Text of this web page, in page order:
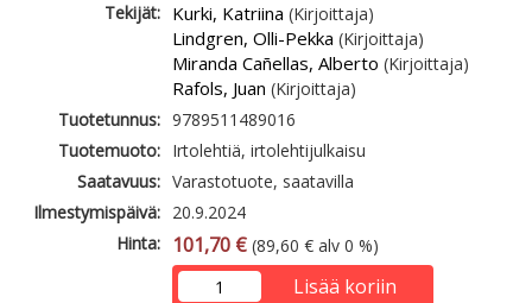
Tekijät: Kurki, Katriina (Kirjoittaja)
Lindgren, Olli-Pekka (Kirjoittaja)
Miranda Cañellas, Alberto (Kirjoittaja)
Rafols, Juan (Kirjoittaja)
Tuotetunnus: 9789511489016
Tuotemuoto: Irtolehtiä, irtolehtijulkaisu
Saatavuus: Varastotuote, saatavilla
Ilmestymispäivä: 20.9.2024
Hinta:
101,70 € (89,60 € alv 0 %)
Lisää koriin